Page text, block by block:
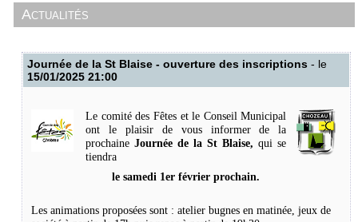
Actualités
Journée de la St Blaise - ouverture des inscriptions - le
15/01/2025 21:00
Le comité des Fêtes et le Conseil Municipal
ont le plaisir de vous informer de la
prochaineJournée de la St Blaise,qui se
tiendra
le samedi 1er février prochain.
Les animations proposées sont : atelier bugnes en matinée, jeux de